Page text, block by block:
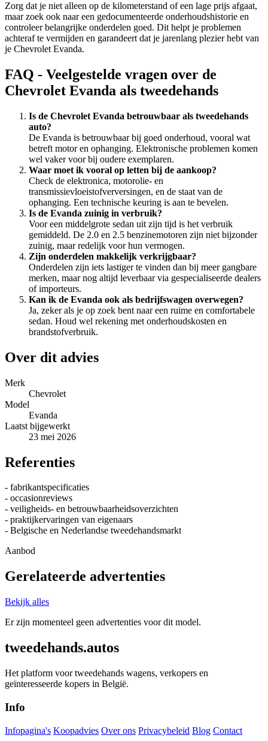
Zorg dat je niet alleen op de kilometerstand of een lage prijs afgaat,
maar zoek ook naar een gedocumenteerde onderhoudshistorie en
controleer belangrijke onderdelen goed. Dit helpt je problemen
achteraf te vermijden en garandeert dat je jarenlang plezier hebt van
je Chevrolet Evanda.
FAQ - Veelgestelde vragen over de
Chevrolet Evanda als tweedehands
Is de Chevrolet Evanda betrouwbaar als tweedehands
auto?
De Evanda is betrouwbaar bij goed onderhoud, vooral wat
betreft motor en ophanging. Elektronische problemen komen
wel vaker voor bij oudere exemplaren.
Waar moet ik vooral op letten bij de aankoop?
Check de elektronica, motorolie- en
transmissievloeistofverversingen, en de staat van de
ophanging. Een technische keuring is aan te bevelen.
Is de Evanda zuinig in verbruik?
Voor een middelgrote sedan uit zijn tijd is het verbruik
gemiddeld. De 2.0 en 2.5 benzinemotoren zijn niet bijzonder
zuinig, maar redelijk voor hun vermogen.
Zijn onderdelen makkelijk verkrijgbaar?
Onderdelen zijn iets lastiger te vinden dan bij meer gangbare
merken, maar nog altijd leverbaar via gespecialiseerde dealers
of importeurs.
Kan ik de Evanda ook als bedrijfswagen overwegen?
Ja, zeker als je op zoek bent naar een ruime en comfortabele
sedan. Houd wel rekening met onderhoudskosten en
brandstofverbruik.
Over dit advies
Merk
Chevrolet
Model
Evanda
Laatst bijgewerkt
23 mei 2026
Referenties
- fabrikantspecificaties
- occasionreviews
- veiligheids- en betrouwbaarheidsoverzichten
- praktijkervaringen van eigenaars
- Belgische en Nederlandse tweedehandsmarkt
Aanbod
Gerelateerde advertenties
Bekijk alles
Er zijn momenteel geen advertenties voor dit model.
tweedehands.autos
Het platform voor tweedehands wagens, verkopers en
geïnteresseerde kopers in België.
Info
Infopagina's Koopadvies Over ons Privacybeleid Blog Contact